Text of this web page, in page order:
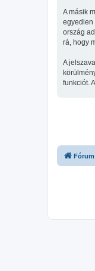
A másik
egyedien
ország
rá, hogy
A
funkciót.